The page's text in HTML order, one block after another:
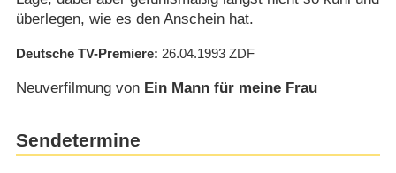
überlegen, wie es den Anschein hat.
Deutsche TV-Premiere 26.04.1993 ZDF
Neuverfilmung von Ein Mann für meine Frau
Sendetermine